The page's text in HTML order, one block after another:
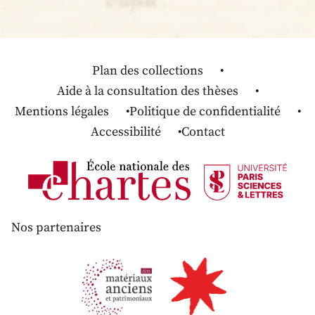
Plan des collections
Aide à la consultation des thèses
Mentions légales
Politique de confidentialité
Accessibilité
Contact
Nos partenaires